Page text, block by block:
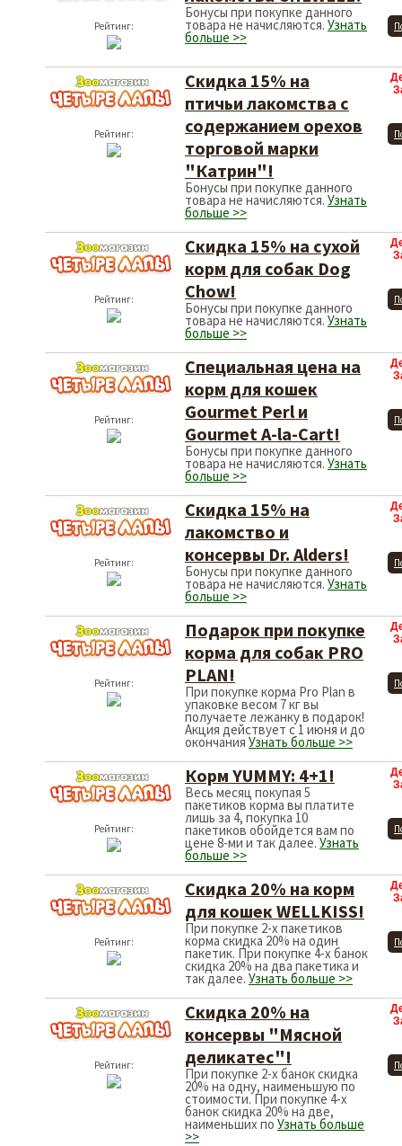
Рейтинг:
Бонусы при покупке данного
товара не начисляются. Узнать
больше >>
Рейтинг:
Скидка 15% на
птичьи лакомства с
содержанием орехов
торговой марки
"Катрин"!
Бонусы при покупке данного
товара не начисляются. Узнать
больше >>
Рейтинг:
Скидка 15% на сухой
корм для собак Dog
Chow!
Бонусы при покупке данного
товара не начисляются. Узнать
больше >>
Рейтинг:
Специальная цена на
корм для кошек
Gourmet Perl и
Gourmet A-la-Cart!
Бонусы при покупке данного
товара не начисляются. Узнать
больше >>
Рейтинг:
Скидка 15% на
лакомство и
консервы Dr. Alders!
Бонусы при покупке данного
товара не начисляются. Узнать
больше >>
Рейтинг:
Подарок при покупке
корма для собак PRO
PLAN!
При покупке корма Pro Plan в
упаковке весом 7 кг вы
получаете лежанку в подарок!
Акция действует с 1 июня и до
окончания Узнать больше >>
Рейтинг:
Корм YUMMY: 4+1!
Весь месяц покупая 5
пакетиков корма вы платите
лишь за 4, покупка 10
пакетиков обойдется вам по
цене 8-ми и так далее. Узнать
больше >>
Рейтинг:
Скидка 20% на корм
для кошек WELLKISS!
При покупке 2-х пакетиков
корма скидка 20% на один
пакетик. При покупке 4-х банок
скидка 20% на два пакетика и
так далее. Узнать больше >>
Рейтинг:
Скидка 20% на
консервы "Мясной
деликатес"!
При покупке 2-х банок скидка
20% на одну, наименьшую по
стоимости. При покупке 4-х
банок скидка 20% на две,
наименьших по Узнать больше
>>